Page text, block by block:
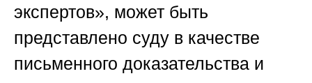
экспертов», может быть
представлено суду в качестве
письменного доказательства и